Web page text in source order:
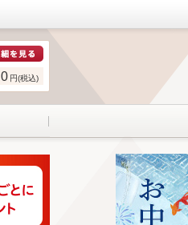
0 円(税込)